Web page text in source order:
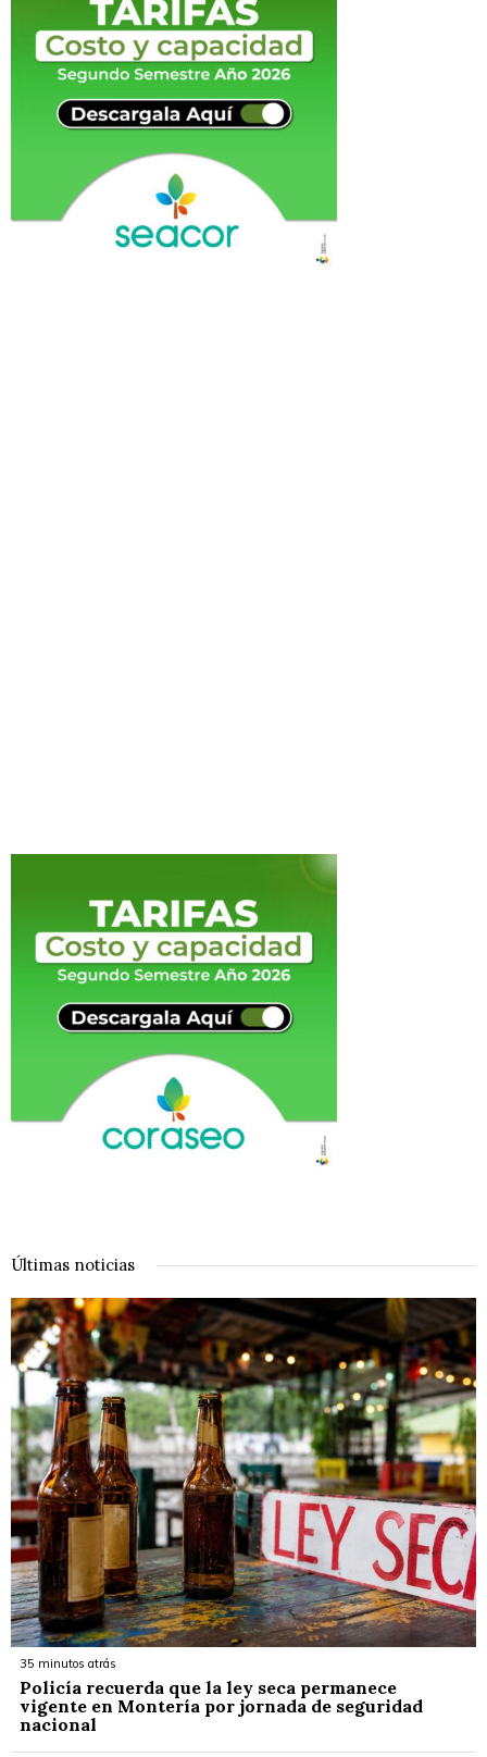
Últimas noticias
35 minutos atrás
Policía recuerda que la ley seca permanece
vigente en Montería por jornada de seguridad
nacional